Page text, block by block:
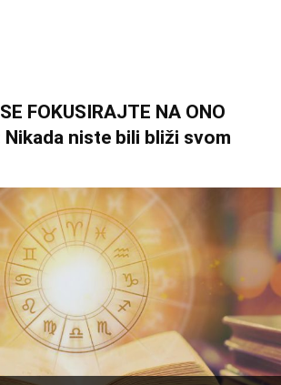
FOKUSIRAJTE NA ONO
Nikada niste bili bliži svom